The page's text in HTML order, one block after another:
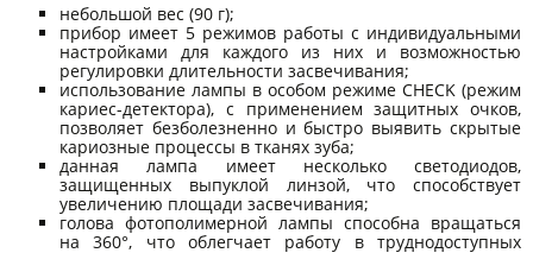
небольшой вес (90 г);
прибор имеет 5 режимов работы с индивидуальными
настройками для каждого из них и возможностью
регулировки длительности засвечивания;
использование лампы в особом режиме CHECK (режим
кариес-детектора), с применением защитных очков,
позволяет безболезненно и быстро выявить скрытые
кариозные процессы в тканях зуба;
данная лампа имеет несколько светодиодов,
защищенных выпуклой линзой, что способствует
увеличению площади засвечивания;
голова фотополимерной лампы способна вращаться
на 360°, что облегчает работу в труднодоступных